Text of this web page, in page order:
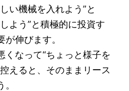
い機械を入れよう”と
よう”と積極的に投資す
伸びます。
くなって“ちょっと様子を
えると、そのままリース